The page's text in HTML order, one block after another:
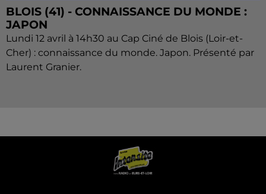
BLOIS (41) - CONNAISSANCE DU MONDE :
JAPON
Lundi 12 avril à 14h30 au Cap Ciné de Blois (Loir-et-
Cher) : connaissance du monde. Japon. Présenté par
Laurent Granier.